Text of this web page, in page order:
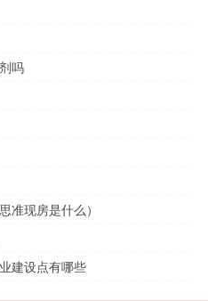
吗
准现房是什么）
建设点有哪些